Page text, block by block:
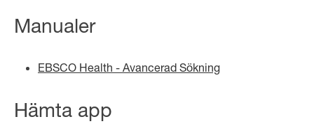
Manualer
EBSCO Health - Avancerad Sökning
Hämta app